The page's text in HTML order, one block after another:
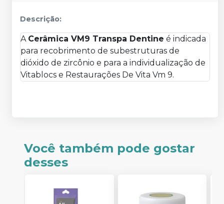
Descrição:
A Cerâmica VM9 Transpa Dentine é indicada
para recobrimento de subestruturas de
dióxido de zircônio e para a individualização de
Vitablocs e Restaurações De Vita Vm 9.
Você também pode gostar
desses